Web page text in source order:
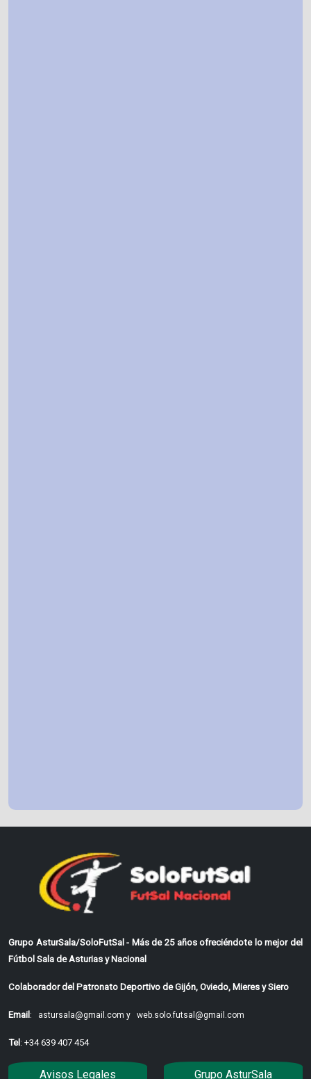
Grupo AsturSala/SoloFutSal - Más de 25 años ofreciéndote lo mejor del
Fútbol Sala de Asturias y Nacional
Colaborador del Patronato Deportivo de Gijón, Oviedo, Mieres y Siero
Email : astursala@gmail.com y web.solo.futsal@gmail.com
Tel : +34 639 407 454
Avisos Legales Grupo AsturSala